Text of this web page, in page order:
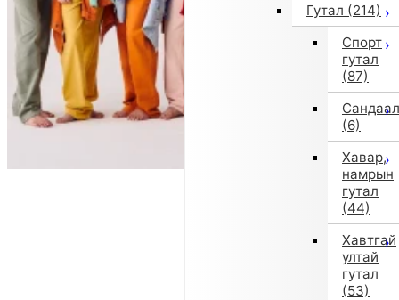
Гутал (214)
Спорт
гутал
(87)
Сандаал
(6)
Хавар,
намрын
гутал
(44)
Хавтгай
ултай
гутал
(53)